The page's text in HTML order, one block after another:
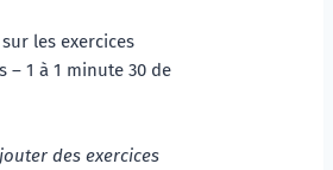
les exercices
– 1 à 1 minute 30 de
des exercices